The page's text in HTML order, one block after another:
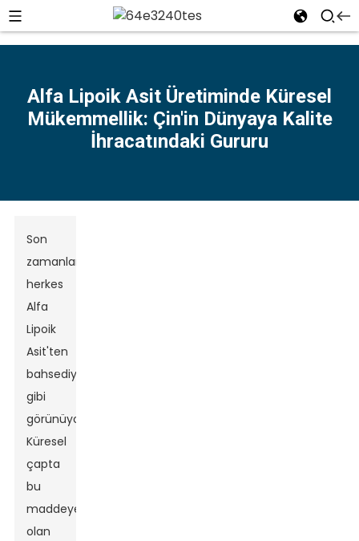
Alfa Lipoik Asit Üretiminde Küresel
Mükemmellik: Çin'in Dünyaya Kalite
İhracatındaki Gururu
Son
zamanlarda
herkes
Alfa
Lipoik
Asit'ten
bahsediyor
gibi
görünüyor.
Küresel
çapta
bu
maddeye
olan